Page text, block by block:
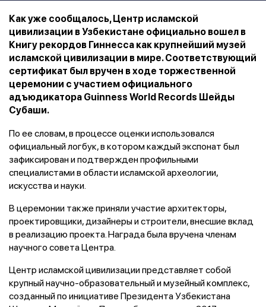
Как уже сообщалось, Центр исламской
цивилизации в Узбекистане официально вошел в
Книгу рекордов Гиннесса как крупнейший музей
исламской цивилизации в мире. Соответствующий
сертификат был вручен в ходе торжественной
церемонии с участием официального
адъюдикатора Guinness World Records Шейды
Субаши.
По ее словам, в процессе оценки использовался
официальный логбук, в котором каждый экспонат был
зафиксирован и подтвержден профильными
специалистами в области исламской археологии,
искусства и науки.
В церемонии также приняли участие архитекторы,
проектировщики, дизайнеры и строители, внесшие вклад
в реализацию проекта. Награда была вручена членам
научного совета Центра.
Центр исламской цивилизации представляет собой
крупный научно-образовательный и музейный комплекс,
созданный по инициативе Президента Узбекистана